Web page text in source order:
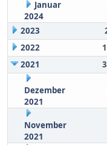
Januar
2024
2023
2022
2021
Dezember
2021
November
2021